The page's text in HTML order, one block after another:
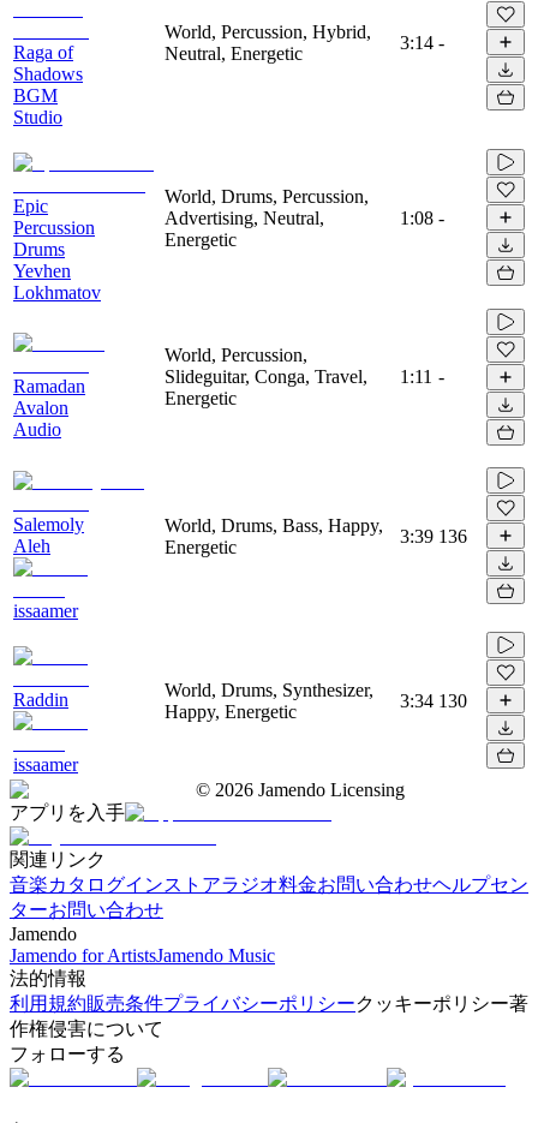
Raga of
Shadows
BGM
Studio
World, Percussion, Hybrid,
Neutral, Energetic
3:14 -
Epic
Percussion
Drums
Yevhen
Lokhmatov
World, Drums, Percussion,
Advertising, Neutral,
Energetic
1:08 -
Ramadan
Avalon
Audio
World, Percussion,
Slideguitar, Conga, Travel,
Energetic
1:11 -
Salemoly
Aleh
issaamer
World, Drums, Bass, Happy,
Energetic
3:39 136
Raddin
issaamer
World, Drums, Synthesizer,
Happy, Energetic
3:34 130
© 2026 Jamendo Licensing
アプリを入手
関連リンク
音楽カタログインストアラジオ料金お問い合わせヘルプセン
ターお問い合わせ
Jamendo
Jamendo for ArtistsJamendo Music
法的情報
利用規約販売条件プライバシーポリシークッキーポリシー著
作権侵害について
フォローする